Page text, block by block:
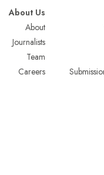
About Us
About
Journalists
Team
Careers